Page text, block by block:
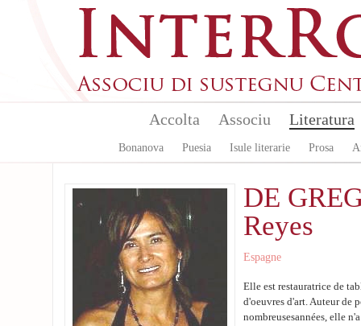
Accolta Associu Literatura
Bonanova Puesia Isule literarie Prosa
DE
Reyes
Espagne
Elle est restauratrice de
d'oeuvres d'art. Auteur de
nombreusesannées, elle